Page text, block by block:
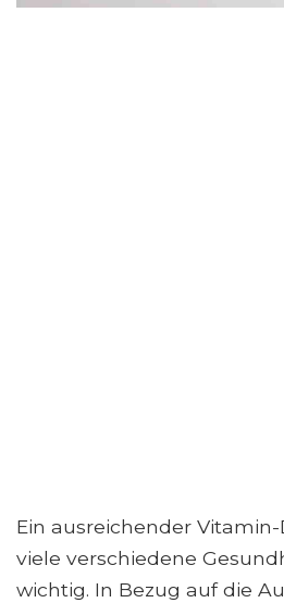
Ein ausreichender
viele verschiedene
wichtig. In Bezug auf die